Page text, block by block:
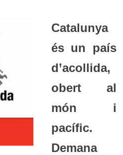
Catalunya
és un país
d’acollida,
obert al
món i
pacífic.
Demana